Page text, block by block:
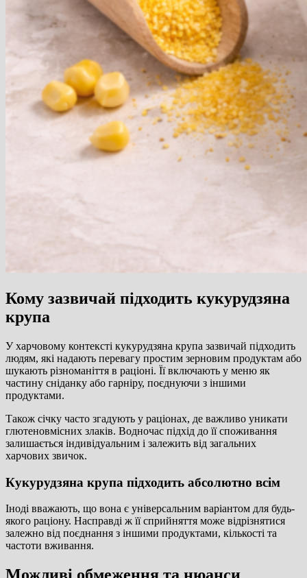
Кому зазвичай підходить кукурудзяна
крупа
У харчовому контексті кукурудзяна крупа зазвичай підходить
людям, які надають перевагу простим зерновим продуктам або
шукають різноманіття в раціоні. Її включають у меню як
частину сніданку або гарніру, поєднуючи з іншими
продуктами.
Також січку часто згадують у раціонах, де важливо уникати
глютеновмісних злаків. Водночас підхід до її споживання
залишається індивідуальним і залежить від загальних
харчових звичок.
Кукурудзяна крупа підходить абсолютно всім
Іноді вважають, що вона є універсальним варіантом для будь-
якого раціону. Насправді ж її сприйняття може відрізнятися
залежно від поєднання з іншими продуктами, кількості та
частоти вживання.